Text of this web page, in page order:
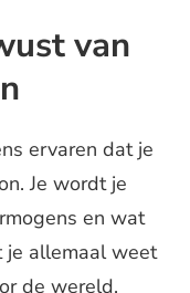
van
ervaren dat je
Je wordt je
en wat
je allemaal weet
de wereld.